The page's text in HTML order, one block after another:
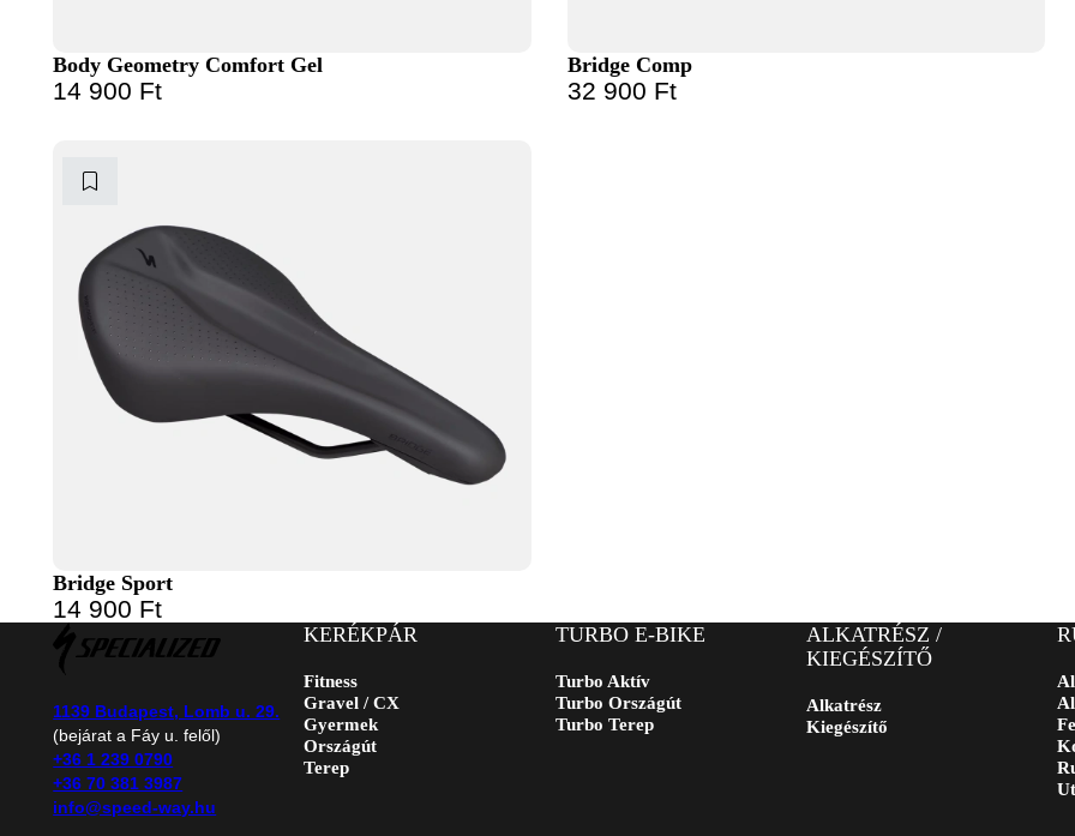
Body Geometry Comfort Gel
14 900 Ft
Bridge Comp
32 900 Ft
Bridge Sport
14 900 Ft
1139 Budapest, Lomb u. 29.
(bejárat a Fáy u. felől)
+36 1 239 0790
+36 70 381 3987
info@speed-way.hu
KERÉKPÁR
Fitness
Gravel / CX
Gyermek
Országút
Terep
TURBO E-BIKE
Turbo Aktív
Turbo Országút
Turbo Terep
ALKATRÉSZ /
KIEGÉSZÍTŐ
Alkatrész
Kiegészítő